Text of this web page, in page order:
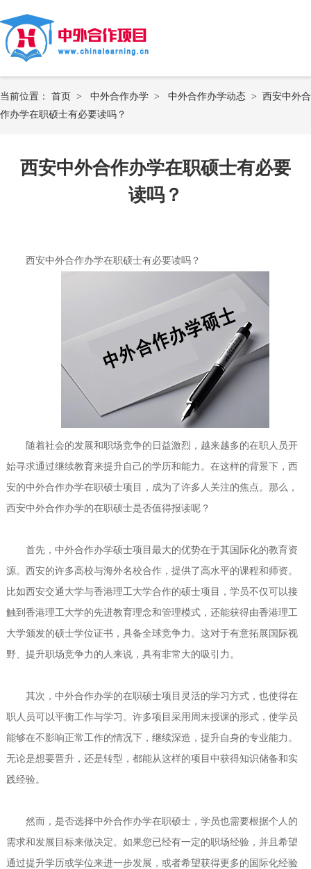
当前位置： 首页 > 中外合作办学 > 中外合作办学动态 > 西安中外合
作办学在职硕士有必要读吗？
西安中外合作办学在职硕士有必要
读吗？
西安中外合作办学在职硕士有必要读吗？
随着社会的发展和职场竞争的日益激烈，越来越多的在职人员开
始寻求通过继续教育来提升自己的学历和能力。在这样的背景下，西
安的中外合作办学在职硕士项目，成为了许多人关注的焦点。那么，
西安中外合作办学的在职硕士是否值得报读呢？
首先，中外合作办学硕士项目最大的优势在于其国际化的教育资
源。西安的许多高校与海外名校合作，提供了高水平的课程和师资。
比如西安交通大学与香港理工大学合作的硕士项目，学员不仅可以接
触到香港理工大学的先进教育理念和管理模式，还能获得由香港理工
大学颁发的硕士学位证书，具备全球竞争力。这对于有意拓展国际视
野、提升职场竞争力的人来说，具有非常大的吸引力。
其次，中外合作办学的在职硕士项目灵活的学习方式，也使得在
职人员可以平衡工作与学习。许多项目采用周末授课的形式，使学员
能够在不影响正常工作的情况下，继续深造，提升自身的专业能力。
无论是想要晋升，还是转型，都能从这样的项目中获得知识储备和实
践经验。
然而，是否选择中外合作办学在职硕士，学员也需要根据个人的
需求和发展目标来做决定。如果您已经有一定的职场经验，并且希望
通过提升学历或学位来进一步发展，或者希望获得更多的国际化经验